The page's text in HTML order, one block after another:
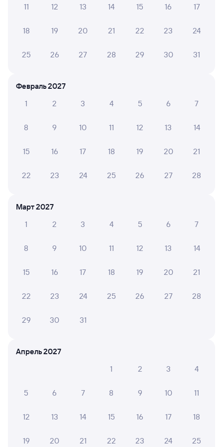
Железнодорожные билеты в Невельскую
Мы используем cookies для более удобной работы
11 12 13 14 15 16 17
18 19 20 21 22 23 24
25 26 27 28 29 30 31
Февраль 2027
1
2 3 4 5 6 7
8 9 10 11 12 13 14
15 16 17 18 19 20 21
22 23 24 25 26 27 28
Март 2027
1
2 3 4 5 6 7
8 9 10 11 12 13 14
15 16 17 18 19 20 21
22 23 24 25 26 27 28
29 30 31
Апрель 2027
1
2 3 4
5 6 7 8 9 10 11
12 13 14 15 16 17 18
19 20 21 22 23 24 25